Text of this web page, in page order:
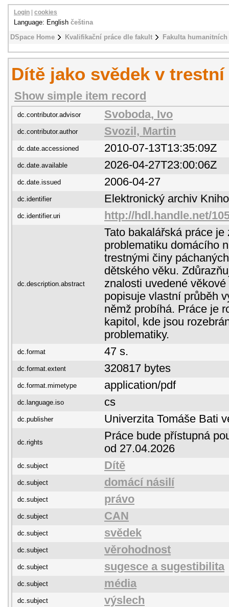
DSpace Home Kvalifikační práce dle fakult Fakulta
Login cookies
Language: English čeština
Dítě jako svědek v trestní
Show simple item record
dc.contributor.advisor Svoboda, Ivo
dc.contributor.author Svozil, Martin
dc.date.accessioned 2010-07-13T13:35:09Z
dc.date.available 2026-04-27T23:00:06Z
dc.date.issued 2006-04-27
dc.identifier Elektronický archiv
dc.identifier.uri http://hdl.handle.net/
dc.description.abstract
Tato bakalářská práce je
problematiku domácího
trestnými činy
dětského věku.
znalosti uvedené
popisuje vlastní průběh
němž probíhá. Práce je
kapitol, kde jsou
problematiky.
dc.format 47 s.
dc.format.extent 320817 bytes
dc.format.mimetype application/pdf
dc.language.iso cs
dc.publisher Univerzita Tomáše Bati
dc.rights
Práce bude přístupná
od 27.04.2026
dc.subject Dítě
dc.subject domácí násilí
dc.subject právo
dc.subject CAN
dc.subject svědek
dc.subject věrohodnost
dc.subject sugesce a sugestibilita
dc.subject média
dc.subject výslech